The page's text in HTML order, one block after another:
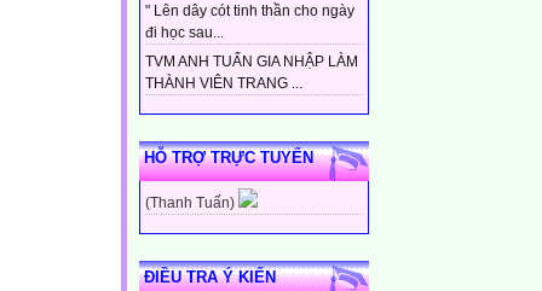
" Lên dây cót tinh thần cho ngày
đi học sau...
TVM ANH TUẤN GIA NHẬP LÀM
THÀNH VIÊN TRANG ...
HỖ TRỢ TRỰC TUYẾN
(Thanh Tuấn)
ĐIỀU TRA Ý KIẾN